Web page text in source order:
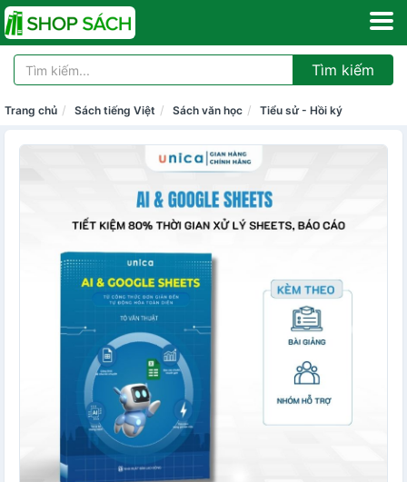
Tìm kiếm
Trang chủ Sách tiếng Việt Sách văn học Tiểu sử - Hồi ký